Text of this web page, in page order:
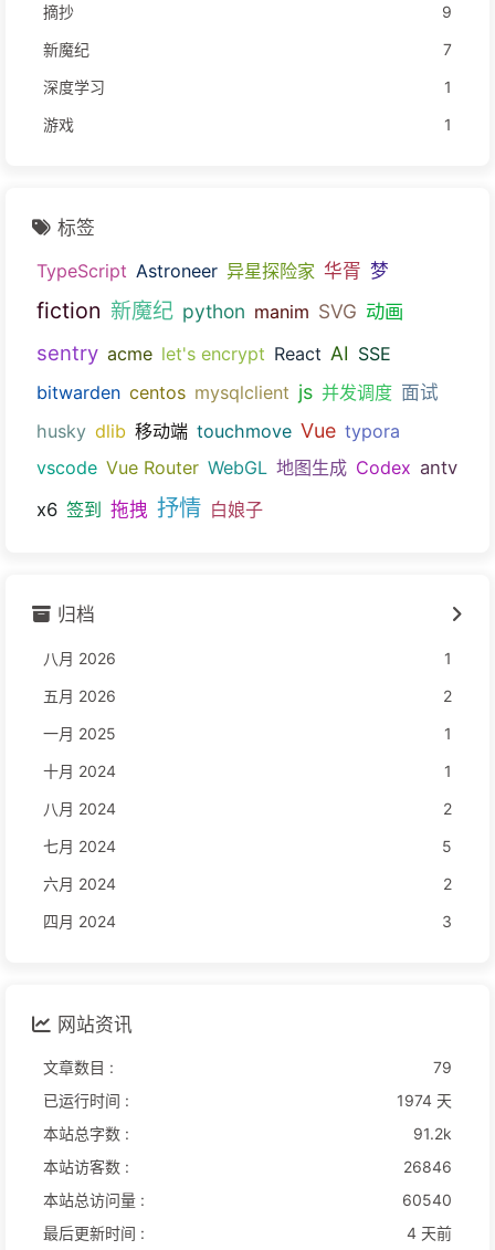
摘抄
9
新魔纪
7
深度学习
1
游戏
1
标签
TypeScript Astroneer 异星探险家 华胥 梦
fiction 新魔纪 python manim SVG 动画
sentry acme let's encrypt React AI SSE
bitwarden centos mysqlclient js 并发调度 面试
husky dlib 移动端 touchmove Vue typora
vscode Vue Router WebGL 地图生成 Codex antv
x6 签到 拖拽 抒情 白娘子
归档
八月 2026
1
五月 2026
2
一月 2025
1
十月 2024
1
八月 2024
2
七月 2024
5
六月 2024
2
四月 2024
3
网站资讯
文章数目 :
79
已运行时间 :
1974 天
本站总字数 :
91.2k
本站访客数 :
26846
本站总访问量 :
60540
最后更新时间 :
4 天前